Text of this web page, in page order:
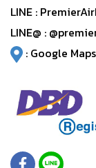
LINE :
LINE@ :
: Google